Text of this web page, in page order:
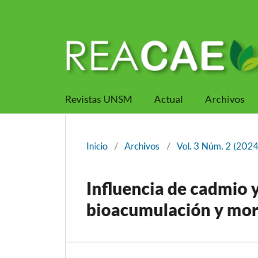
Revistas UNSM Actual Archivos
Inicio / Archivos / Vol. 3 Núm. 2
Influencia de cadmio
bioacumulación y